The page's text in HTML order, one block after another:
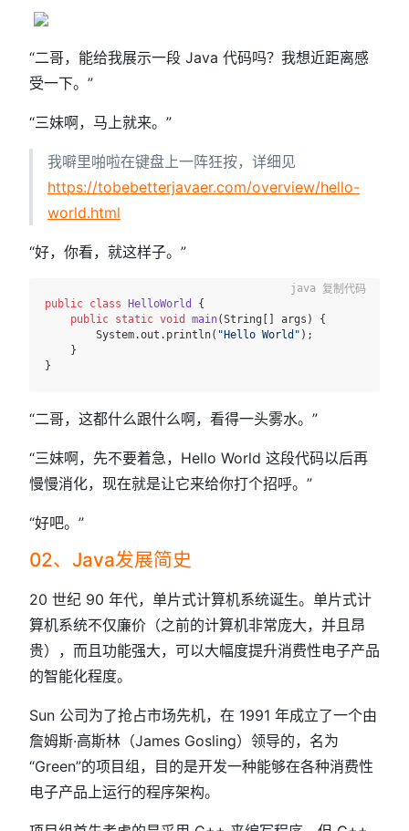
“二哥，能给我展示一段 Java 代码吗？我想近距离感
受一下。”
“三妹啊，马上就来。”
我噼里啪啦在键盘上一阵狂按，详细见
https://tobebetterjavaer.com/overview/hello-
world.html
“好，你看，就这样子。”
public class HelloWorld
{
public static void main(String[] args)
{
        System.out.println(
"Hello World" );
    }
复制代码
“二哥，这都什么跟什么啊，看得一头雾水。”
“三妹啊，先不要着急，Hello World 这段代码以后再
慢慢消化，现在就是让它来给你打个招呼。”
“好吧。”
02、Java发展简史
20 世纪 90 年代，单片式计算机系统诞生。单片式计
算机系统不仅廉价（之前的计算机非常庞大，并且昂
贵），而且功能强大，可以大幅度提升消费性电子产品
的智能化程度。
Sun 公司为了抢占市场先机，在 1991 年成立了一个由
詹姆斯·高斯林（James Gosling）领导的，名为
“Green”的项目组，目的是开发一种能够在各种消费性
电子产品上运行的程序架构。